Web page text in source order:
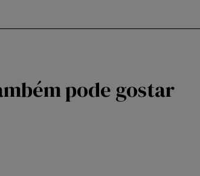
pode gostar